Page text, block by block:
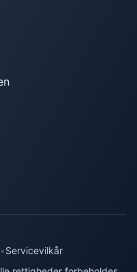
•Servicevilkår